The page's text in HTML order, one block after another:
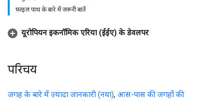
फ़ाइल पाथ के बारे में ज़रूरी बातें
यूरोपियन इकनॉमिक एरिया (ईईए) के डेवलपर
परिचय
जगह के बारे में ज़्यादा जानकारी (नया), आस-पास की जगहों की